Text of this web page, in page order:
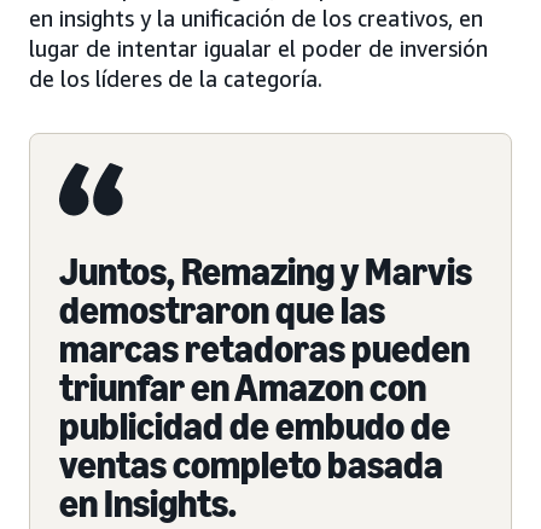
en insights y la unificación de los creativos, en
lugar de intentar igualar el poder de inversión
de los líderes de la categoría.
Juntos, Remazing y Marvis
demostraron que las
marcas retadoras pueden
triunfar en Amazon con
publicidad de embudo de
ventas completo basada
en Insights.